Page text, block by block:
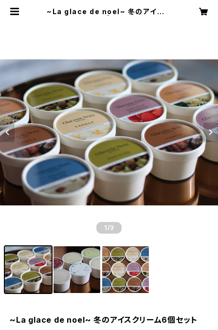
~La glace de noel~ 冬のアイスク
1 /3
~La glace de noel~ 冬のアイスクリーム6個セット